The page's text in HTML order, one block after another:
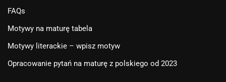
FAQs
Motywy na maturę tabela
Motywy literackie – wpisz motyw
Opracowanie pytań na maturę z polskiego od 2023